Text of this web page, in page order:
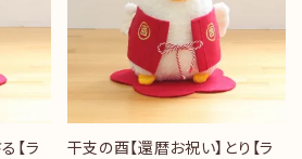
【ラ
干支の酉【還暦お祝い】とり【ラ